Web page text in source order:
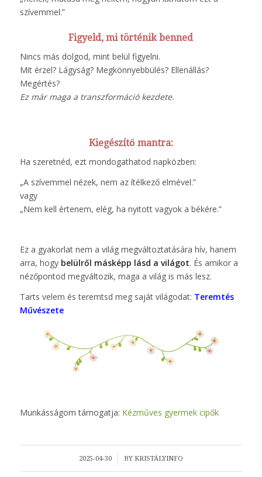
szívemmel.”
Figyeld, mi történik benned
Nincs más dolgod, mint belül figyelni.
Mit érzel? Lágyság? Megkönnyebbülés? Ellenállás?
Megértés?
Ez már maga a transzformáció kezdete.
Kiegészítő mantra:
Ha szeretnéd, ezt mondogathatod napközben:
„A szívemmel nézek, nem az ítélkező elmével.”
vagy
„Nem kell értenem, elég, ha nyitott vagyok a békére.”
Ez a gyakorlat nem a világ megváltoztatására hív, hanem
arra, hogy belülről másképp lásd a világot. És amikor a
nézőpontod megváltozik, maga a világ is más lesz.
Tarts velem és teremtsd meg saját világodat: Teremtés
Művészete
Munkásságom támogatja: Kézműves gyermek cipők
2025-04-30
/ BY KRISTÁLYINFO